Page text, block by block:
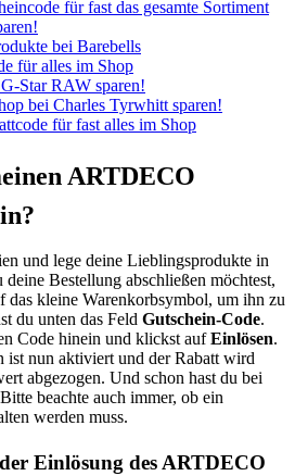
ARTDECO
und lege deine Lieblingsprodukte in
deine Bestellung abschließen möchtest,
das kleine Warenkorbsymbol, um ihn zu
du unten das Feld Gutschein-Code.
Code hinein und klickst aufEinlösen.
nun aktiviert und der Rabatt wird
abgezogen. Und schon hast du bei
beachte auch immer, ob ein
werden muss.
Einlösung des ARTDECO